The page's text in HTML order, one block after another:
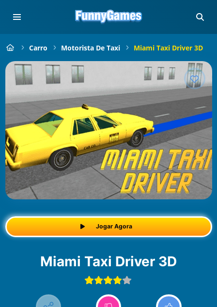
Carro Motorista De Taxi Miami Taxi Driver 3D
Jogar Agora
Miami Taxi Driver 3D